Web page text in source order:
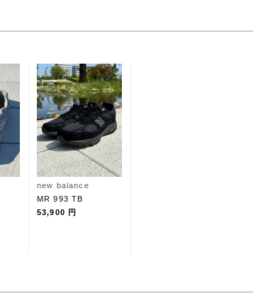
new balance
MR 993 TB
53,900 円